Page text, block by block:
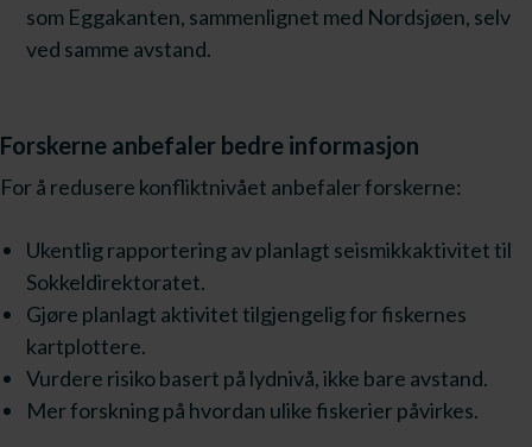
som Eggakanten, sammenlignet med Nordsjøen, selv
ved samme avstand.
Forskerne anbefaler bedre informasjon
For å redusere konfliktnivået anbefaler forskerne:
Ukentlig rapportering av planlagt seismikkaktivitet til
Sokkeldirektoratet.
Gjøre planlagt aktivitet tilgjengelig for fiskernes
kartplottere.
Vurdere risiko basert på lydnivå, ikke bare avstand.
Mer forskning på hvordan ulike fiskerier påvirkes.